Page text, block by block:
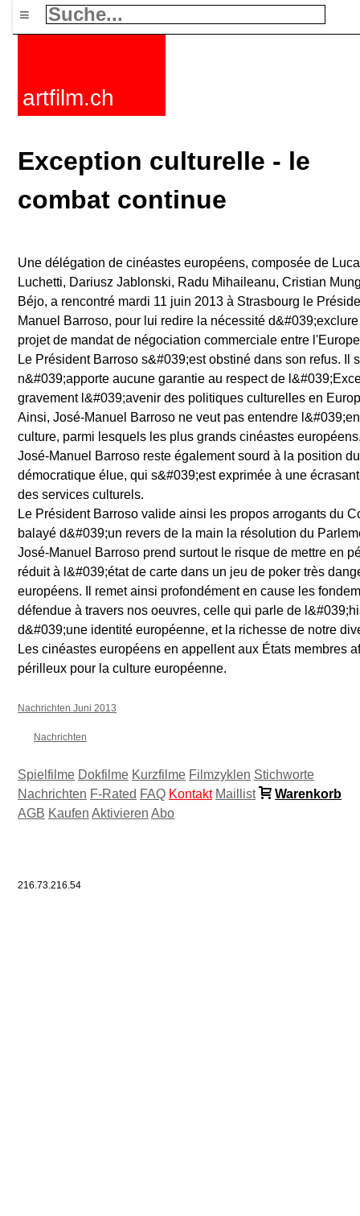
≡
artfilm.ch
Exception culturelle - le
combat continue
Une délégation de cinéastes européens, composée de
Luchetti, Dariusz Jablonski, Radu Mihaileanu, Cristian
Béjo, a rencontré mardi 11 juin 2013 à Strasbourg le
Manuel Barroso, pour lui redire la nécessité
projet de mandat de négociation commerciale entre
Le Président Barroso s&#039;est obstiné dans son refus. Il
n&#039;apporte aucune garantie au respect de
gravement l&#039;avenir des politiques culturelles en
Ainsi, José-Manuel Barroso ne veut pas entendre
culture, parmi lesquels les plus grands cinéastes
José-Manuel Barroso reste également sourd à la position
démocratique élue, qui s&#039;est exprimée à une
des services culturels.
Le Président Barroso valide ainsi les propos arrogants du
balayé d&#039;un revers de la main la résolution du
José-Manuel Barroso prend surtout le risque de mettre en
réduit à l&#039;état de carte dans un jeu de poker très
européens. Il remet ainsi profondément en cause les
défendue à travers nos oeuvres, celle qui parle de
d&#039;une identité européenne, et la richesse de notre
Les cinéastes européens en appellent aux États membres
périlleux pour la culture européenne.
Nachrichten Juni 2013
Nachrichten
Spielfilme Dokfilme Kurzfilme Filmzyklen Stichworte
Nachrichten F-Rated FAQ Kontakt Maillist
Warenkorb
AGB Kaufen Aktivieren Abo
216.73.216.54